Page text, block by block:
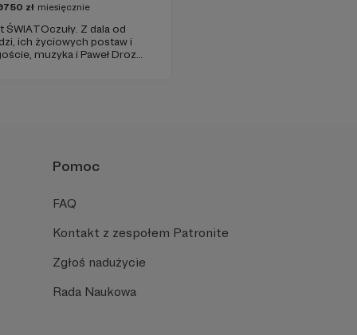
zł miesięcznie
Z dala od
ich życiowych postaw i
muzyka i Paweł Drozd
Pomoc
FAQ
Kontakt z zespołem Patronite
Zgłoś nadużycie
Rada Naukowa